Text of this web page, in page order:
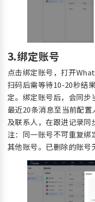
3.绑定账号
点击绑定账号，打开
扫码后需等待10-20秒结
定。绑定账号后，会同
最近20条消息至当前配
及联系人，在跟进记录同
注：同一账号不可重复绑
其他账号。已删除的账号